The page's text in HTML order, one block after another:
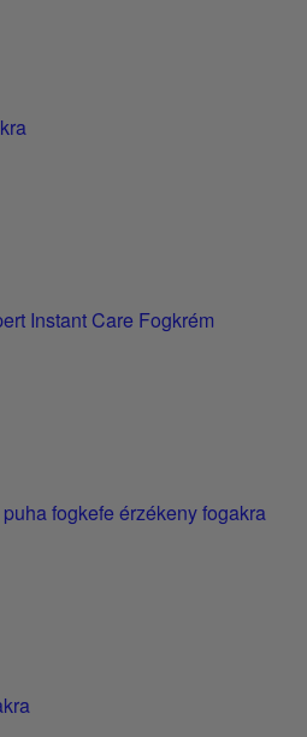
Instant Care Fogkrém
fogkefe érzékeny fogakra